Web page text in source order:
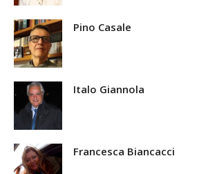
Pino Casale
Italo Giannola
Francesca Biancacci